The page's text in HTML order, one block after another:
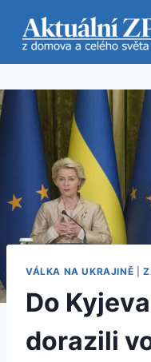
obsah
VÁLKA NA UKRAJINĚ
Do
dorazili